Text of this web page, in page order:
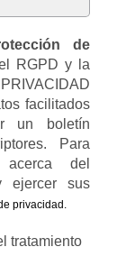
de
RGPD y la
facilitados
un boletín
Para
acerca del
ejercer sus
privacidad .
tratamiento